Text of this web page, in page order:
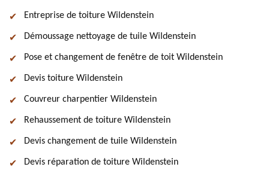
Entreprise de toiture Wildenstein
Démoussage nettoyage de tuile Wildenstein
Pose et changement de fenêtre de toit Wildenstein
Devis toiture Wildenstein
Couvreur charpentier Wildenstein
Rehaussement de toiture Wildenstein
Devis changement de tuile Wildenstein
Devis réparation de toiture Wildenstein